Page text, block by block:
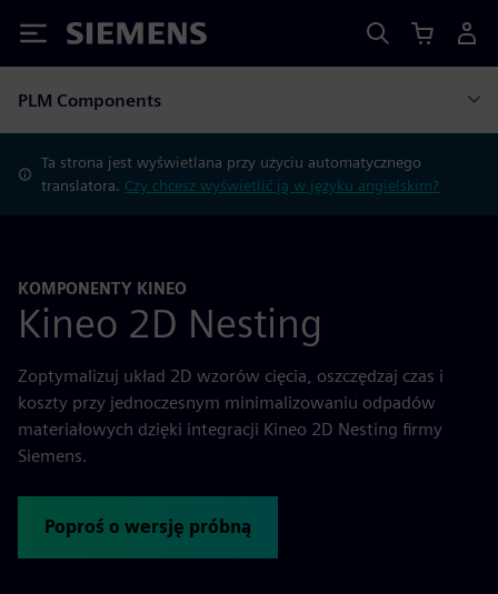
Siemens
PLM Components
Ta strona jest wyświetlana przy użyciu automatycznego
translatora. Czy chcesz wyświetlić ją w języku angielskim?
KOMPONENTY KINEO
Kineo 2D Nesting
Zoptymalizuj układ 2D wzorów cięcia, oszczędzaj czas i
koszty przy jednoczesnym minimalizowaniu odpadów
materiałowych dzięki integracji Kineo 2D Nesting firmy
Siemens.
Poproś o wersję próbną